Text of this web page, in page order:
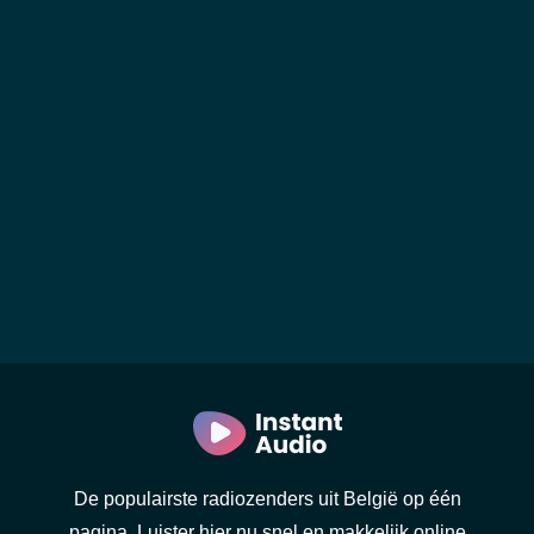
De populairste radiozenders uit België op één